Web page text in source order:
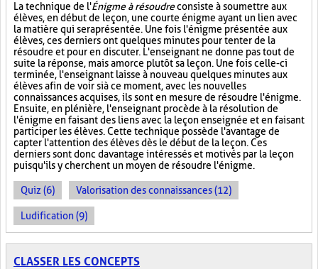
La technique de l'Énigme à résoudreconsiste à soumettre aux
élèves, en début de leçon, une courte énigme ayant un lien avec
la matière qui sera présentée. Une fois l'énigme présentée aux
élèves, ces derniers ont quelques minutes pour tenter de la
résoudre et pour en discuter. L'enseignant ne donne pas tout de
suite la réponse, mais amorce plutôt sa leçon. Une fois celle-ci
terminée, l'enseignant laisse à nouveau quelques minutes aux
élèves afin de voir si à ce moment, avec les nouvelles
connaissances acquises, ils sont en mesure de résoudre l'énigme.
Ensuite, en plénière, l'enseignant procède à la résolution de
l'énigme en faisant des liens avec la leçon enseignée et en faisant
participer les élèves. Cette technique possède l'avantage de
capter l'attention des élèves dès le début de la leçon. Ces
derniers sont donc davantage intéressés et motivés par la leçon
puisqu'ils y cherchent un moyen de résoudre l'énigme.
Quiz (6) Valorisation des connaissances (12)
Ludification (9)
CLASSER LES CONCEPTS